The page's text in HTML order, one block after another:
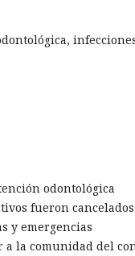
odontológica
fueron cancelados
y emergencias
la comunidad del